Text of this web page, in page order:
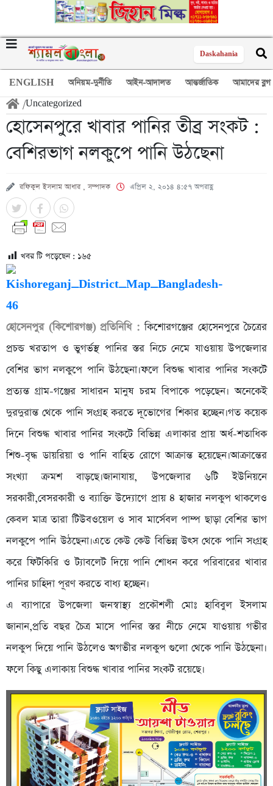
Daskahania
ENGLISH অনিয়ম-দুর্নীতি আইন-আদালত আন্তর্জাতিক আমাদের ব্লগ
/Uncategorized
হোসেনপুরে খাবার পানির তীব্র সংকট :
বেশিরভাগ নলকুপে পানি উঠছেনা
রফিকুল ইসলাম আধার , সম্পাদক এপ্রিল ২, ২০১৪ ৪:৫৭ অপরাহ্ণ
খবর টি পড়েছেন : ১৬৫
হোসেনপুর (কিশোরগঞ্জ) প্রতিনিধি : কিশোরগঞ্জের হোসেনপুরে চৈত্রের
প্রচন্ড খরতাপ ও ভুগর্ভস্থ পানির স্তর নিচে নেমে যাওয়ায় উপজেলার
বেশির ভাগ নলকুপে পানি উঠছেনা।ফলে বিশুদ্ধ খাবার পানির সংকটে
প্রত্যন্ত গ্রাম-গঞ্জের সাধারন মানুষ চরম বিপাকে পড়েছেন। অনেকেই
দুরদুরান্ত থেকে পানি সংগ্রহ করতে দূভোগের শিকার হচ্ছেন।গত কয়েক
দিনে বিশুদ্ধ খাবার পানির সংকটে বিভিন্ন এলাকার প্রায় অর্ধ-শতাধিক
শিশু-বৃদ্ধ ডায়রিয়া ও পানি বাহিত রোগে আক্রান্ত হয়েছেন।আক্রান্তের
সংখ্যা ক্রমশ বাড়ছে।জানাযায়, উপজেলার ৬টি ইউনিয়নে
সরকারী,বেসরকারী ও ব্যাক্তি উদ্যোগে প্রায় ৪ হাজার নলকুপ থাকলেও
কেবল মাত্র তারা টিউবওয়েল ও সাব মার্সেবল পাম্প ছাড়া বেশির ভাগ
নলকুপে পানি উঠছেনা।এতে কেউ কেউ বিভিন্ন উৎস থেকে পানি সংগ্রহ
করে ফিটকিরি ও ট্যাবলেট দিয়ে পানি শোধন করে পরিবারের খাবার
পানির চাহিদা পূরণ করতে বাধ্য হচ্ছেন।
এ ব্যাপারে উপজেলা জনস্বাস্থ্য প্রকৌশলী মোঃ হাবিবুল ইসলাম
জানান,প্রতি বছর চৈত্র মাসে পানির স্তর নীচে নেমে যাওয়ায় গভীর
নলকুপ দিয়ে পানি উঠলেও অগভীর নলকুপ গুলো থেকে পানি উঠছেনা।
ফলে কিছু এলাকায় বিশুদ্ধ খাবার পানির সংকট রয়েছে।